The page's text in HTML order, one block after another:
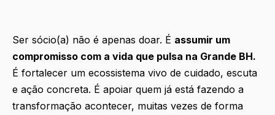
Ser sócio(a) não é apenas doar. É assumir um
compromisso com a vida que pulsa na Grande BH.
É fortalecer um ecossistema vivo de cuidado, escuta
e ação concreta. É apoiar quem já está fazendo a
transformação acontecer, muitas vezes de forma